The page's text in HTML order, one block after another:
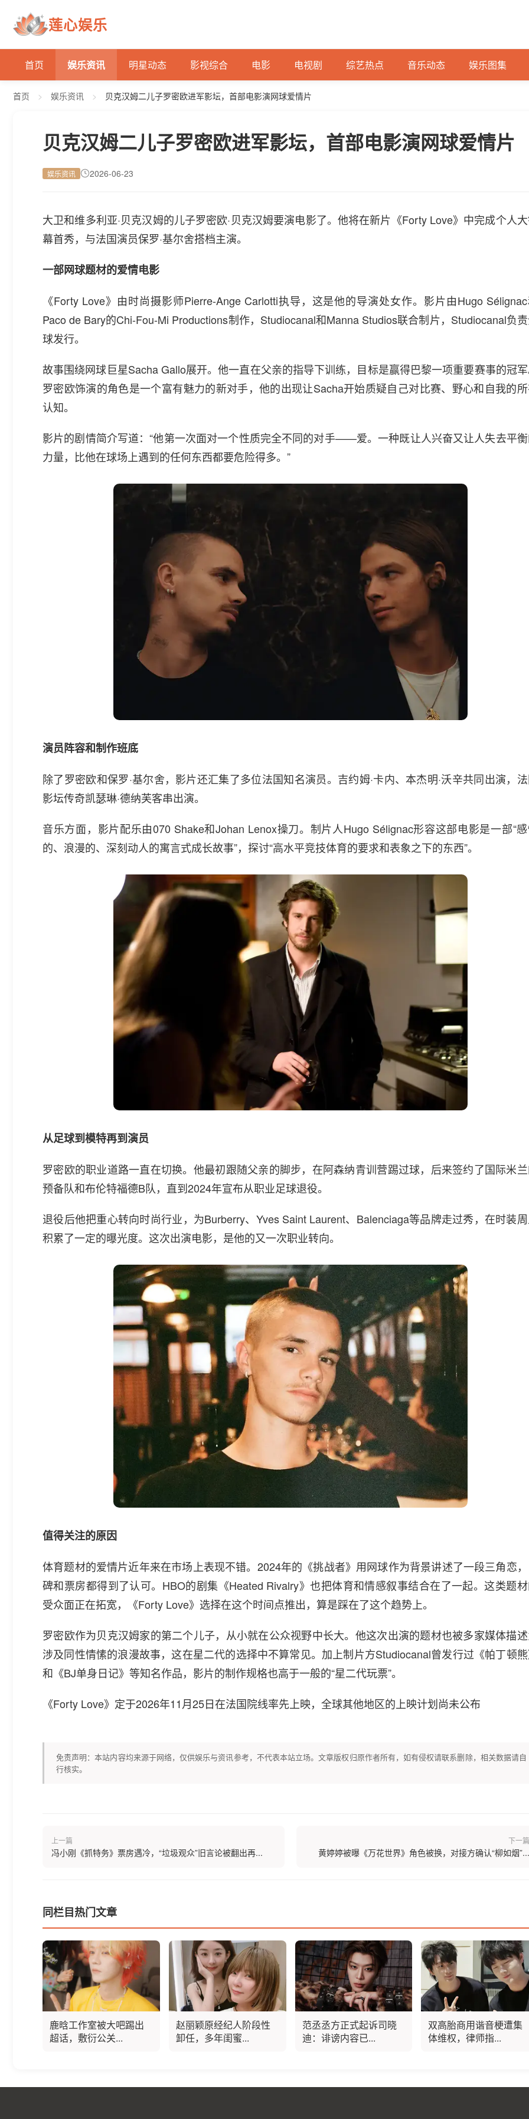
莲心娱乐
首页 娱乐资讯 明星动态 影视综合 电影 电视剧 综艺热点 音乐动态 娱乐图集
首页 > 娱乐资讯 > 贝克汉姆二儿子罗密欧进军影坛，首部电影演网球爱情片
贝克汉姆二儿子罗密欧进军影坛，首部电影演网球爱情片
娱乐资讯 2026-06-23
大卫和维多利亚·贝克汉姆的儿子罗密欧·贝克汉姆要演电影了。他将在新片《Forty Love》中完成个人
幕首秀，与法国演员保罗·基尔舍搭档主演。
一部网球题材的爱情电影
《Forty Love》由时尚摄影师Pierre-Ange Carlotti执导，这是他的导演处女作。影片由Hugo
Paco de Bary的Chi-Fou-Mi Productions制作，Studiocanal和Manna Studios联合制片，Studiocanal负
球发行。
故事围绕网球巨星Sacha Gallo展开。他一直在父亲的指导下训练，目标是赢得巴黎一项重要赛事的冠
罗密欧饰演的角色是一个富有魅力的新对手，他的出现让Sacha开始质疑自己对比赛、野心和自我的
认知。
影片的剧情简介写道：“他第一次面对一个性质完全不同的对手——爱。一种既让人兴奋又让人失去平
力量，比他在球场上遇到的任何东西都要危险得多。”
演员阵容和制作班底
除了罗密欧和保罗·基尔舍，影片还汇集了多位法国知名演员。吉约姆·卡内、本杰明·沃辛共同出演，
影坛传奇凯瑟琳·德纳芙客串出演。
音乐方面，影片配乐由070 Shake和Johan Lenox操刀。制片人Hugo Sélignac形容这部电影是一部“
的、浪漫的、深刻动人的寓言式成长故事”，探讨“高水平竞技体育的要求和表象之下的东西”。
从足球到模特再到演员
罗密欧的职业道路一直在切换。他最初跟随父亲的脚步，在阿森纳青训营踢过球，后来签约了国际米
预备队和布伦特福德B队，直到2024年宣布从职业足球退役。
退役后他把重心转向时尚行业，为Burberry、Yves Saint Laurent、Balenciaga等品牌走过秀，在时装
积累了一定的曝光度。这次出演电影，是他的又一次职业转向。
值得关注的原因
体育题材的爱情片近年来在市场上表现不错。2024年的《挑战者》用网球作为背景讲述了一段三角恋
碑和票房都得到了认可。HBO的剧集《Heated Rivalry》也把体育和情感叙事结合在了一起。这类题
受众面正在拓宽，《Forty Love》选择在这个时间点推出，算是踩在了这个趋势上。
罗密欧作为贝克汉姆家的第二个儿子，从小就在公众视野中长大。他这次出演的题材也被多家媒体描
涉及同性情愫的浪漫故事，这在星二代的选择中不算常见。加上制片方Studiocanal曾发行过《帕丁顿
和《BJ单身日记》等知名作品，影片的制作规格也高于一般的“星二代玩票”。
《Forty Love》定于2026年11月25日在法国院线率先上映，全球其他地区的上映计划尚未公布
免责声明：本站内容均来源于网络，仅供娱乐与资讯参考，不代表本站立场。文章版权归原作者所有，如有侵权请联系删除，相关数据请自
行核实。
上一篇
冯小刚《抓特务》票房遇冷，“垃圾观众”旧言论被翻出再...
下一篇
黄婷婷被曝《万花世界》角色被换，对接方确认“柳如烟”...
同栏目热门文章
鹿晗工作室被大吧踢出
超话，敷衍公关...
赵丽颖原经纪人阶段性
卸任，多年闺蜜...
范丞丞方正式起诉司晓
迪：诽谤内容已...
双高胎商用谐音梗遭集
体维权，律师指...